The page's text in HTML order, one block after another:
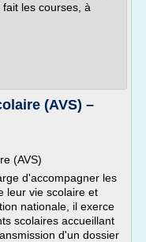
les courses, à
(AVS) –
(AVS)
d'accompagner les
leur vie scolaire et
nationale, il exerce
scolaires accueillant
d'un dossier